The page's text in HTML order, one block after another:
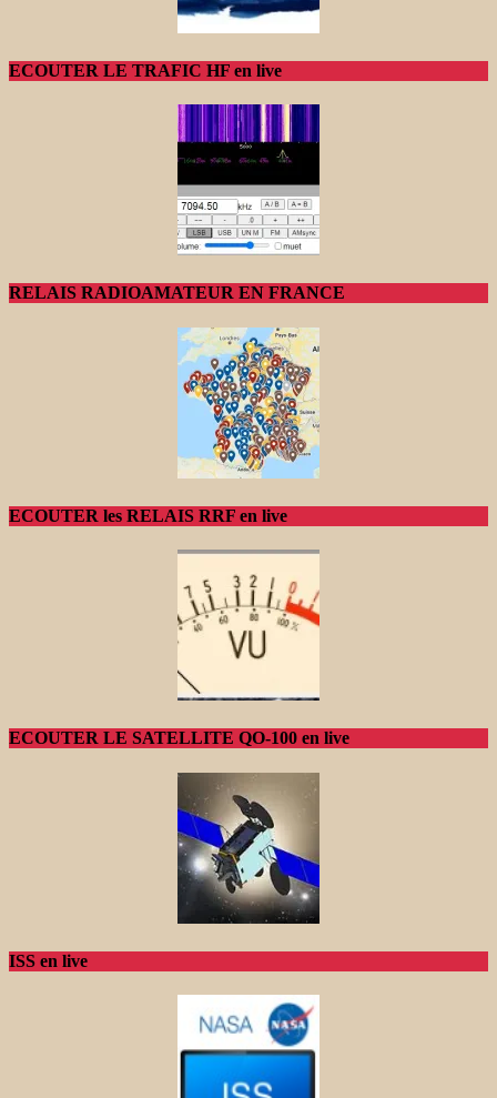
ECOUTER LE TRAFIC HF en live
RELAIS RADIOAMATEUR EN FRANCE
ECOUTER les RELAIS RRF en live
ECOUTER LE SATELLITE QO-100 en live
ISS en live